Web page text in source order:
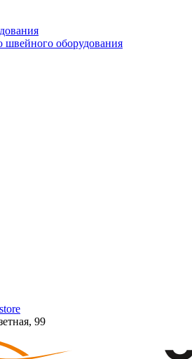
оборудования
99